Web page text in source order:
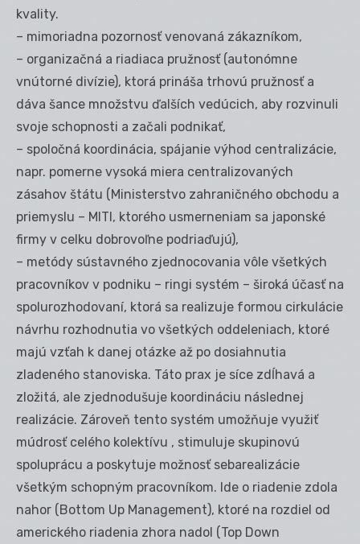
kvality.
– mimoriadna pozornosť venovaná zákazníkom,
– organizačná a riadiaca pružnosť (autonómne
vnútorné divízie), ktorá prináša trhovú pružnosť a
dáva šance množstvu ďalších vedúcich, aby rozvinuli
svoje schopnosti a začali podnikať,
– spoločná koordinácia, spájanie výhod centralizácie,
napr. pomerne vysoká miera centralizovaných
zásahov štátu (Ministerstvo zahraničného obchodu a
priemyslu – MITI, ktorého usmerneniam sa japonské
firmy v celku dobrovoľne podriaďujú),
– metódy sústavného zjednocovania vôle všetkých
pracovníkov v podniku – ringi systém – široká účasť na
spolurozhodovaní, ktorá sa realizuje formou cirkulácie
návrhu rozhodnutia vo všetkých oddeleniach, ktoré
majú vzťah k danej otázke až po dosiahnutia
zladeného stanoviska. Táto prax je síce zdĺhavá a
zložitá, ale zjednodušuje koordináciu následnej
realizácie. Zároveň tento systém umožňuje využiť
múdrosť celého kolektívu , stimuluje skupinovú
spoluprácu a poskytuje možnosť sebarealizácie
všetkým schopným pracovníkom. Ide o riadenie zdola
nahor (Bottom Up Management), ktoré na rozdiel od
amerického riadenia zhora nadol (Top Down